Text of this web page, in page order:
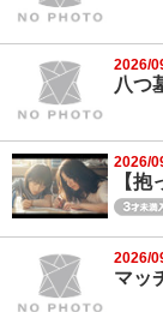
2026/
八つ
2026/
【
2026/
マッ